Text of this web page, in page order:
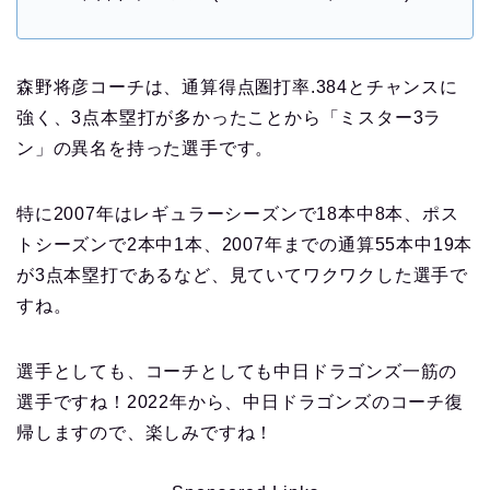
森野将彦コーチは、通算得点圏打率.384とチャンスに
強く、3点本塁打が多かったことから「ミスター3ラ
ン」の異名を持った選手です。
特に2007年はレギュラーシーズンで18本中8本、ポス
トシーズンで2本中1本、2007年までの通算55本中19本
が3点本塁打であるなど、見ていてワクワクした選手で
すね。
選手としても、コーチとしても中日ドラゴンズ一筋の
選手ですね！2022年から、中日ドラゴンズのコーチ復
帰しますので、楽しみですね！